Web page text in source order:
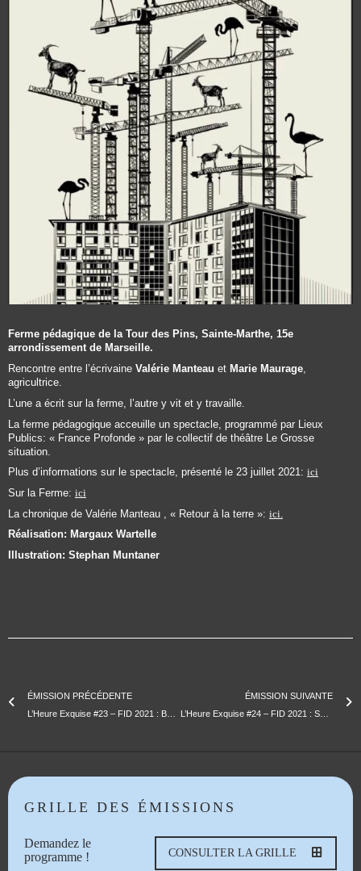
Ferme pédagique de la Tour des Pins, Sainte-Marthe, 15e
arrondissement de Marseille.
Rencontre entre l’écrivaine Valérie Manteau et Marie Maurage,
agricultrice.
L’une a écrit sur la ferme, l’autre y vit et y travaille.
La ferme pédagogique acceuille un spectacle, programmé par Lieux
Publics: « France Profonde » par le collectif de théâtre Le Grosse
situation.
Plus d’informations sur le spectacle, présenté le 23 juillet 2021: ici
Sur la Ferme: ici
La chronique de Valérie Manteau , « Retour à la terre »: ici.
Réalisation: Margaux Wartelle
Illustration: Stephan Muntaner
ÉMISSION PRÉCÉDENTE
ÉMISSION SUIVANTE
L’Heure Exquise #24 – FID 2021 : Serge Garcia / Kioshi Sugita & Chika Haraki / Wendelien Van Oldenborgh
GRILLE DES ÉMISSIONS
Demandez le
programme !
CONSULTER LA GRILLE